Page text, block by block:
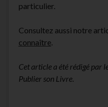
particulier.
Consultez aussi notre
connaître.
Cet article a été rédigé par
Publier son Livre.